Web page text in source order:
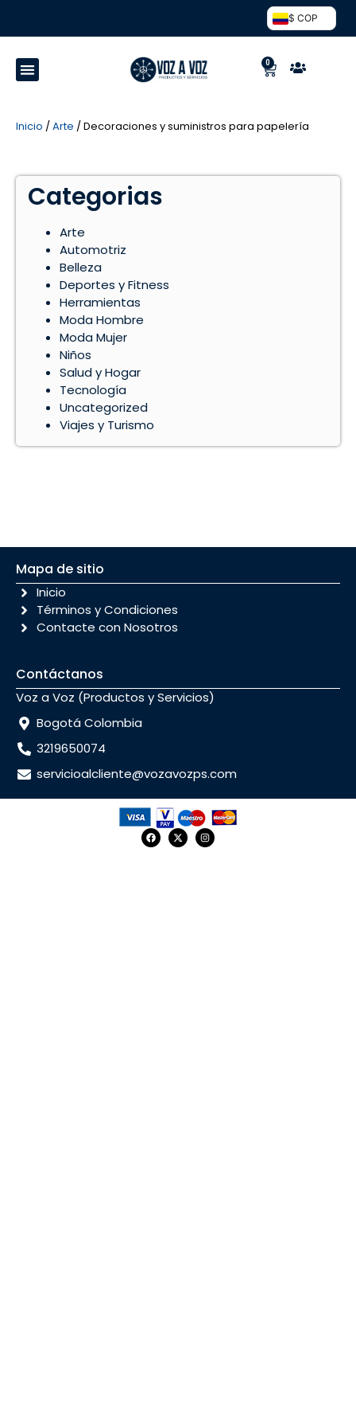
$ COP
0
Inicio /Arte / Decoraciones y suministros para papelería
Categorias
Arte
Automotriz
Belleza
Deportes y Fitness
Herramientas
Moda Hombre
Moda Mujer
Niños
Salud y Hogar
Tecnología
Uncategorized
Viajes y Turismo
Mapa de sitio
Inicio
Términos y Condiciones
Contacte con Nosotros
Contáctanos
Voz a Voz (Productos y Servicios)
Bogotá Colombia
3219650074
servicioalcliente@vozavozps.com